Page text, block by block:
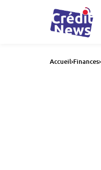
Accueil Finances